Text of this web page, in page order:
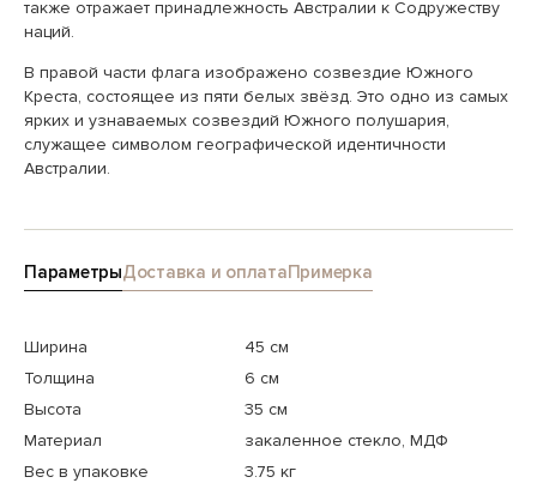
также отражает принадлежность Австралии к Содружеству
наций.
В правой части флага изображено созвездие Южного
Креста, состоящее из пяти белых звёзд. Это одно из самых
ярких и узнаваемых созвездий Южного полушария,
служащее символом географической идентичности
Австралии.
ПараметрыДоставка и оплатаПримерка
Ширина
45 см
Толщина
6 см
Высота
35 см
Материал
закаленное стекло, МДФ
Вес в упаковке
3.75 кг